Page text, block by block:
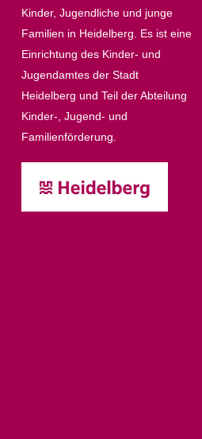
Kinder, Jugendliche und junge
Familien in Heidelberg. Es ist eine
Einrichtung des Kinder- und
Jugendamtes der Stadt
Heidelberg und Teil der Abteilung
Kinder-, Jugend- und
Familienförderung.